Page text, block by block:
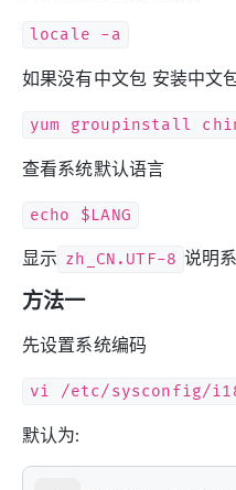
locale -a
如果没有中文包 安装中文
yum groupinstall
查看系统默认语言
echo $LANG
显示 zh_CN.UTF-8 说明
方法一
先设置系统编码
vi /etc/sysconfig/
默认为: